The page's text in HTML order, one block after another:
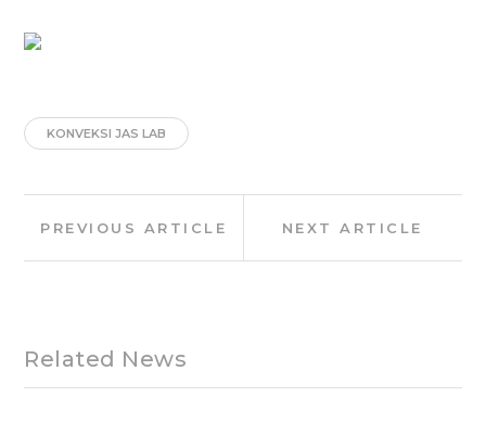
KONVEKSI JAS LAB
navigation
PREVIOUS ARTICLE NEXT ARTICLE
Related News